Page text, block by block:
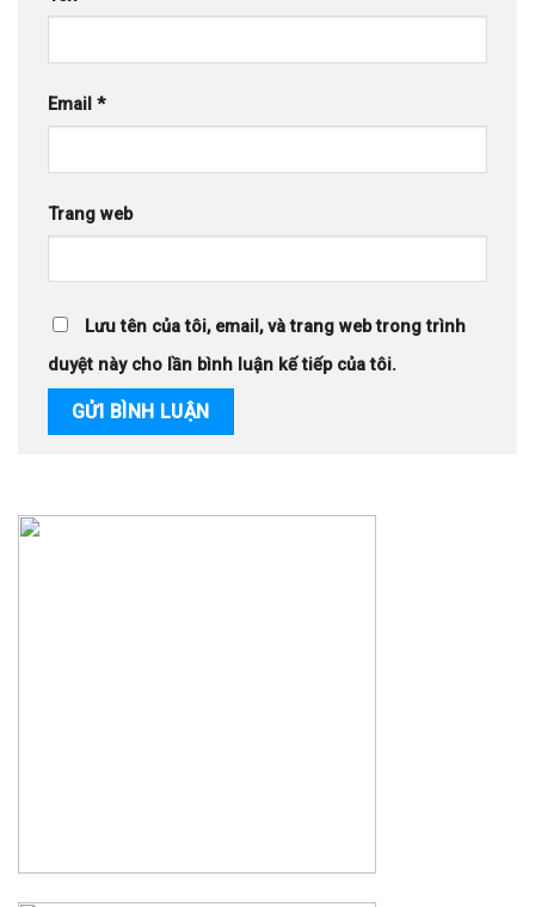
Email *
Trang web
Lưu tên của tôi, email, và trang web trong trình
duyệt này cho lần bình luận kế tiếp của tôi.